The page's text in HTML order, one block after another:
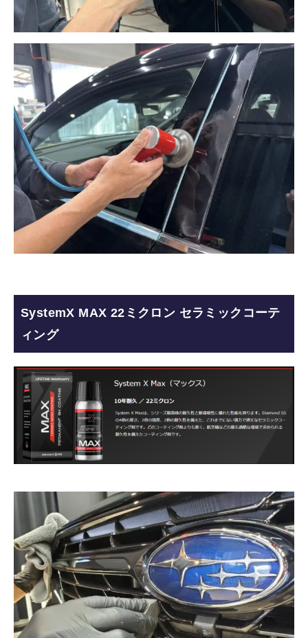
SystemX MAX 22ミクロン セラミックコーテ
ィング